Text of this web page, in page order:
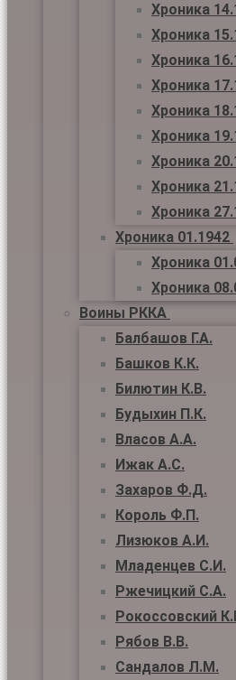
Хроника
Хроника
Хроника
Хроника
Хроника
Хроника
Хроника
Хроника
Хроника
Хроника 01.1942
Хроника
Хроника
Воины РККА
Балбашов Г.А.
Башков К.К.
Билютин К.В.
Будыхин П.К.
Власов А.А.
Ижак А.С.
Захаров Ф.Д.
Король Ф.П.
Лизюков А.И.
Младенцев С.И.
Ржечицкий С.А.
Рокоссовский
Рябов В.В.
Сандалов Л.М.